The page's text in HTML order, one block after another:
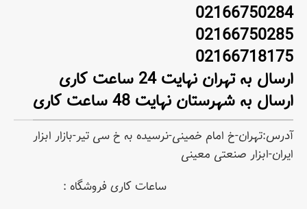
02166750284
02166750285
02166718175
ارسال به تهران نهایت 24 ساعت کاری
ارسال به شهرستان نهایت 48 ساعت کاری
آدرس:تهران-خ امام خمینی-نرسیده به خ سی تیر-بازار ابزار
ایران-ابزار صنعتی معینی
ساعات کاری فروشگاه :